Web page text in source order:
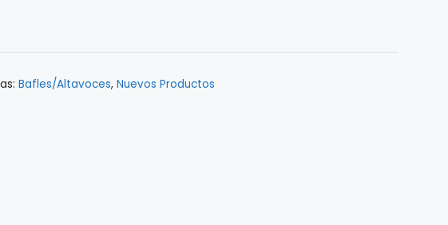
Bafles/Altavoces, Nuevos Productos